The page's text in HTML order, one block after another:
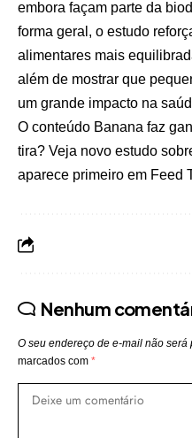
embora façam parte da
forma geral, o estudo
alimentares mais
além de mostrar que
um grande impacto na
O conteúdo Banana faz
tira? Veja novo estudo
aparece primeiro em Feed
Nenhum
O seu endereço de e-mail não será
marcados com *